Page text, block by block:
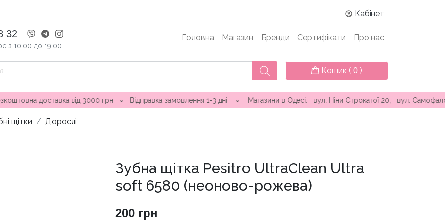
Кабінет
32
з 10.00 до 19.00
Головна Магазин Бренди Сертифікати Про нас
Кошик ( 0 )
від 3000 грн∘Відправка замовлення 1-3 дні ∘ Магазини в Одесі: вул. Ніни Строкатої 20, вул. Самофалова (
щітки Дорослі
Зубна щітка Pesitro UltraClean Ultra
soft 6580 (неоново-рожева)
200 грн